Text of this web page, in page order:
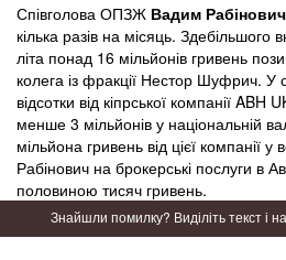
Співголова ОПЗЖ Вадим Рабінович
кілька разів на місяць.
літа понад 16 мільйонів гривень
колега із фракції Нестор Шуфрич. У
відсотки від кіпрської компанії
менше 3 мільйонів у національній
мільйона гривень від цієї компанії у
Рабінович на брокерські послуги в
половиною тисяч гривень.
Знайшли помилку? Виділіть текст і